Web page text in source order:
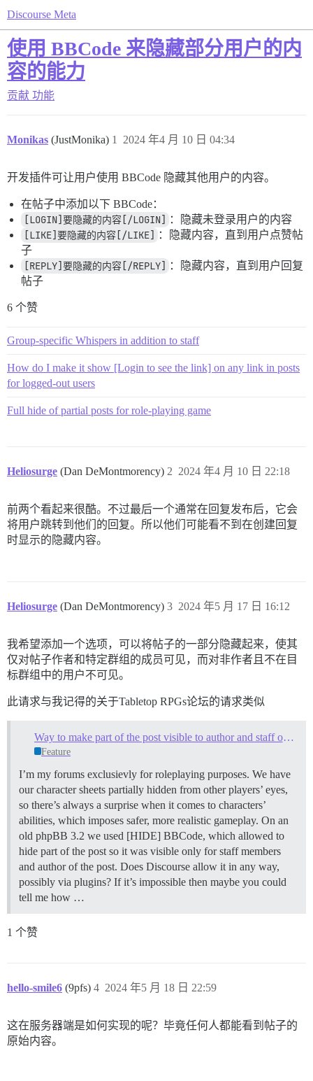
Discourse Meta
使用 BBCode 来隐藏部分用户的内
容的能力
贡献 功能
Monikas (JustMonika) 2024 年4 月 10 日 04:34
1
开发插件可让用户使用 BBCode 隐藏其他用户的内容。
在帖子中添加以下 BBCode：
[LOGIN]要隐藏的内容[/LOGIN] ：隐藏未登录用户的内容
[LIKE]要隐藏的内容[/LIKE] ：隐藏内容，直到用户点赞帖
子
[REPLY]要隐藏的内容[/REPLY] ：隐藏内容，直到用户回复
帖子
6 个赞
Group-specific Whispers in addition to staff
How do I make it show [Login to see the link] on any link in posts
for logged-out users
Full hide of partial posts for role-playing game
Heliosurge (Dan DeMontmorency) 2024 年4 月 10 日 22:18
2
前两个看起来很酷。不过最后一个通常在回复发布后，它会
将用户跳转到他们的回复。所以他们可能看不到在创建回复
时显示的隐藏内容。
Heliosurge (Dan DeMontmorency) 2024 年5 月 17 日 16:12
3
我希望添加一个选项，可以将帖子的一部分隐藏起来，使其
仅对帖子作者和特定群组的成员可见，而对非作者且不在目
标群组中的用户不可见。
此请求与我记得的关于Tabletop RPGs论坛的请求类似
Way to make part of the post visible to author and staff only?
Feature
I’m my forums exclusievly for roleplaying purposes. We have
our character sheets partially hidden from other players’ eyes,
so there’s always a surprise when it comes to characters’
abilities, which imposes safer, more realistic gameplay. On an
old phpBB 3.2 we used [HIDE] BBCode, which allowed to
hide part of the post so it was visible only for staff members
and author of the post. Does Discourse allow it in any way,
possibly via plugins? If it’s impossible then maybe you could
tell me how …
1 个赞
hello-smile6 (9pfs) 2024 年5 月 18 日 22:59
4
这在服务器端是如何实现的呢？毕竟任何人都能看到帖子的
原始内容。